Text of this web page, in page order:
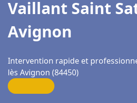
Vaillant Saint
Avignon
Intervention rapide et
lès Avignon (84450)